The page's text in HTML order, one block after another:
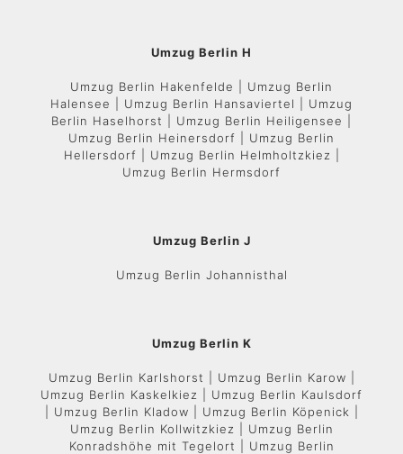
Umzug Berlin H
Umzug Berlin Hakenfelde | Umzug Berlin
Halensee | Umzug Berlin Hansaviertel | Umzug
Berlin Haselhorst | Umzug Berlin Heiligensee |
Umzug Berlin Heinersdorf | Umzug Berlin
Hellersdorf | Umzug Berlin Helmholtzkiez |
Umzug Berlin Hermsdorf
Umzug Berlin J
Umzug Berlin Johannisthal
Umzug Berlin K
Umzug Berlin Karlshorst | Umzug Berlin Karow |
Umzug Berlin Kaskelkiez | Umzug Berlin Kaulsdorf
| Umzug Berlin Kladow | Umzug Berlin Köpenick |
Umzug Berlin Kollwitzkiez | Umzug Berlin
Konradshöhe mit Tegelort | Umzug Berlin